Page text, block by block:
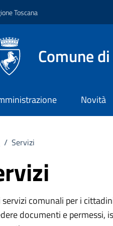
Toscana
Comune
Novità
/ Servizi
breve
servizi comunali per i
documenti e permessi,